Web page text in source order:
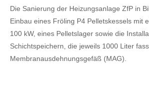
Die Sanierung der Heizungsanlage ZfP in
Einbau eines Fröling P4 Pelletskessels mit
100 kW, eines Pelletslager sowie die
Schichtspeichern, die jeweils 1000 Liter
Membranausdehnungsgefäß (MAG).